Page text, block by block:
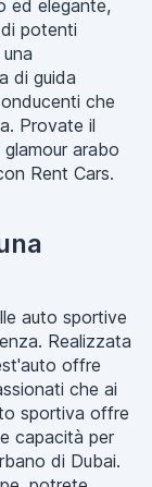
ed elegante,
potenti
di guida
che
Provate il
arabo
Rent Cars.
auto sportive
Realizzata
offre
che ai
sportiva offre
capacità per
di Dubai.